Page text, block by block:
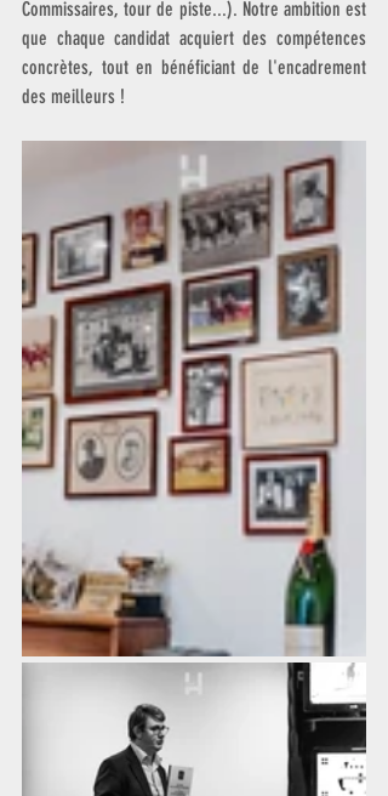
Commissaires, tour de piste...). Notre ambition est
que chaque candidat acquiert des compétences
concrètes, tout en bénéficiant de l'encadrement
des meilleurs !